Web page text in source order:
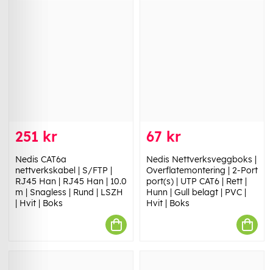
251 kr
Nedis CAT6a
nettverkskabel | S/FTP |
RJ45 Han | RJ45 Han | 10.0
m | Snagless | Rund | LSZH
| Hvit | Boks
67 kr
Nedis Nettverksveggboks |
Overflatemontering | 2-Port
port(s) | UTP CAT6 | Rett |
Hunn | Gull belagt | PVC |
Hvit | Boks